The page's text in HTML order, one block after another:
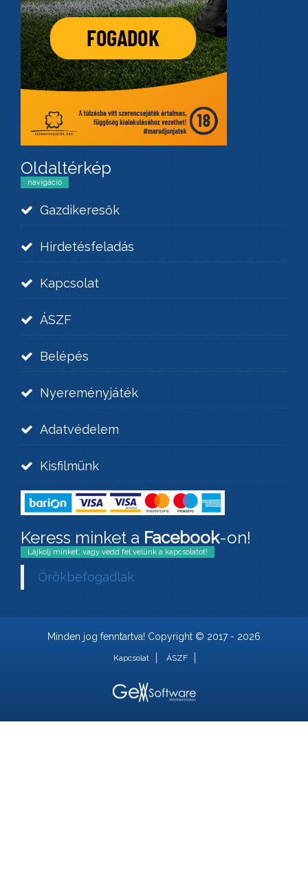
Oldaltérkép
navigáció
Gazdikeresők
Hirdetésfeladás
Kapcsolat
ÁSZF
Belépés
Nyereményjáték
Adatvédelem
Kisfilmünk
Keress minket a Facebook-on!
Lájkolj minket, vagy vedd fel velünk a kapcsolatot!
Örökbefogadlak
Minden jog fenntartva! Copyright © 2017 - 2026
Kapcsolat ÁSZF